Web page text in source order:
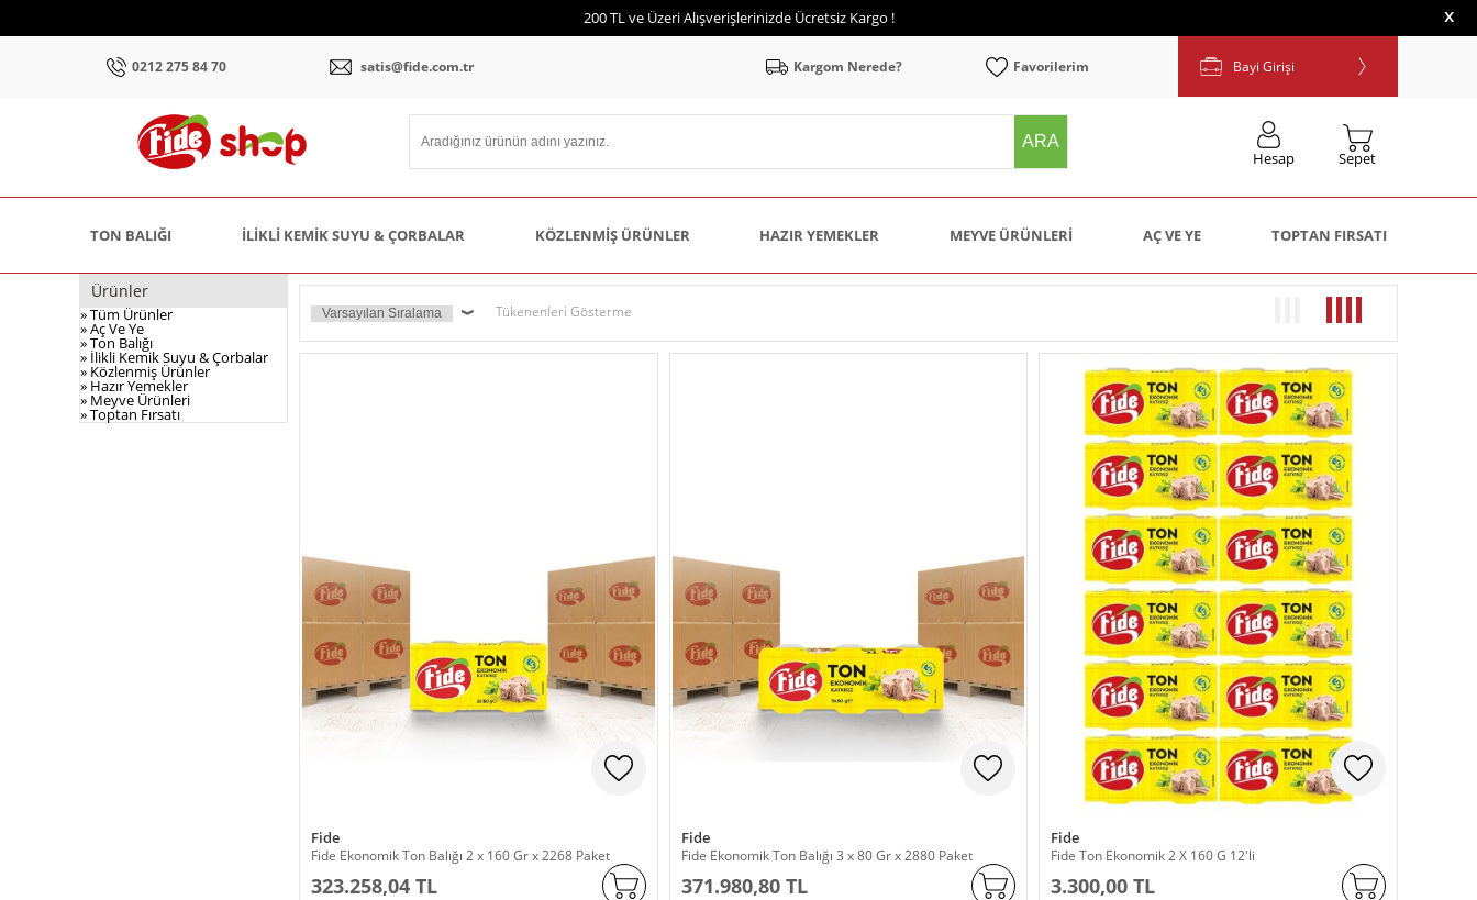
200 TL ve Üzeri Alışverişlerinizde Ücretsiz Kargo ! x
0212 275 84 70 satis@fide.com.tr Bayi Girişi
Favorilerim
Kargom Nerede?
ARA
Hesap Sepet
TON BALIĞI İLIKLI KEMIK SUYU & ÇORBALAR KÖZLENMIŞ ÜRÜNLER HAZIR YEMEKLER MEYVE ÜRÜNLERI AÇ VE YE TOPTAN FIRSATI
Ürünler
» Tüm Ürünler
» Aç Ve Ye
» Ton Balığı
» İlikli Kemik Suyu & Çorbalar
» Közlenmiş Ürünler
» Hazır Yemekler
» Meyve Ürünleri
» Toptan Fırsatı
Tükenenleri Gösterme
Fide
Fide Ekonomik Ton Balığı 2 x 160 Gr x 2268 Paket
323.258,04 TL
Fide
Fide Ekonomik Ton Balığı 3 x 80 Gr x 2880 Paket
371.980,80 TL
Fide
Fide Ton Ekonomik 2 X 160 G 12'li
3.300,00 TL